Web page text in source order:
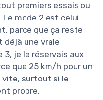
premiers essais ou
mode 2 est celui
parce que ça reste
déjà une vraie
3, je le réservais aux
que 25 km/h pour un
vite, surtout si le
propre.